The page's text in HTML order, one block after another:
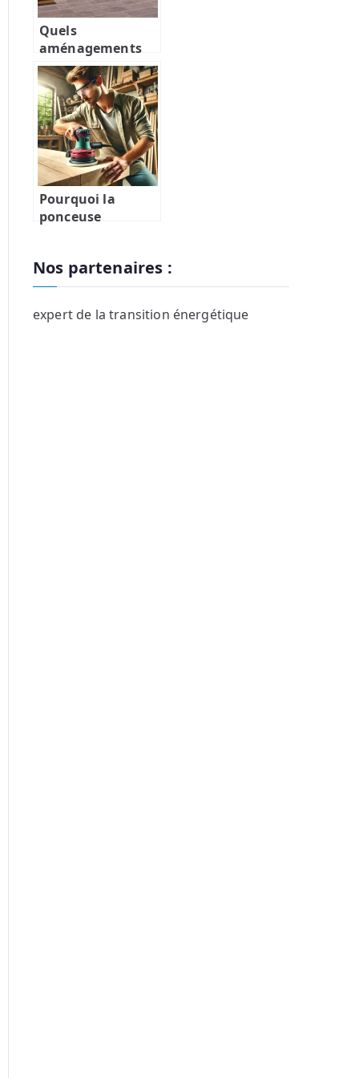
Quels
aménagements
extérieurs prévoir
pour PMR ?
Pourquoi la
ponceuse
bricoleurs
amateurs et où
Nos partenaires :
expert de la transition énergétique